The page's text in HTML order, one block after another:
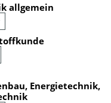
allgemein
Energietechnik,